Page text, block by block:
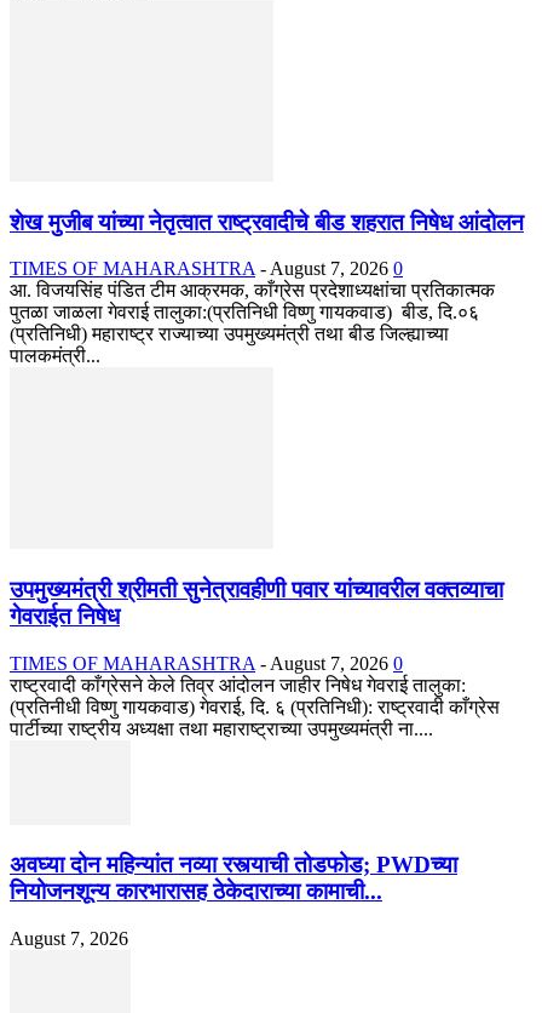
शेख मुजीब यांच्या नेतृत्वात राष्ट्रवादीचे बीड शहरात निषेध आंदोलन
TIMES OF MAHARASHTRA - August 7, 2026 0
आ. विजयसिंह पंडित टीम आक्रमक, काँग्रेस प्रदेशाध्यक्षांचा प्रतिकात्मक
पुतळा जाळला गेवराई तालुका:(प्रतिनिधी विष्णु गायकवाड) बीड, दि.०६
(प्रतिनिधी) महाराष्ट्र राज्याच्या उपमुख्यमंत्री तथा बीड जिल्ह्याच्या
पालकमंत्री...
उपमुख्यमंत्री श्रीमती सुनेत्रावहीणी पवार यांच्यावरील वक्तव्याचा
गेवराईत निषेध
TIMES OF MAHARASHTRA - August 7, 2026 0
राष्ट्रवादी काँग्रेसने केले तिव्र आंदोलन जाहीर निषेध गेवराई तालुका:
(प्रतिनीधी विष्णु गायकवाड) गेवराई, दि. ६ (प्रतिनिधी): राष्ट्रवादी काँग्रेस
पार्टीच्या राष्ट्रीय अध्यक्षा तथा महाराष्ट्राच्या उपमुख्यमंत्री ना....
अवघ्या दोन महिन्यांत नव्या रस्त्याची तोडफोड; PWDच्या
नियोजनशून्य कारभारासह ठेकेदाराच्या कामाची...
August 7, 2026